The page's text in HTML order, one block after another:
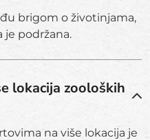
brigom o životinjama,
je podržana.
lokacija zooloških
na više lokacija je